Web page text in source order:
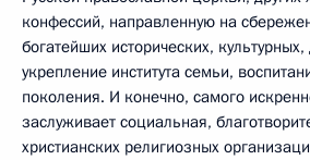
конфессий, направленную на
богатейших исторических,
укрепление института семьи,
поколения. И конечно, самого
заслуживает социальная,
христианских религиозных